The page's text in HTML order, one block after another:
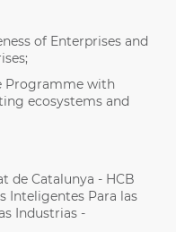
of Enterprises and
Programme with
ecosystems and
de Catalunya - HCB
Inteligentes Para las
Industrias -